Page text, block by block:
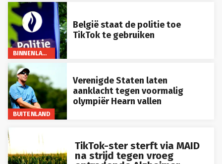
BINNENLAND
België staat de politie toe
TikTok te gebruiken
BUITENLAND
Verenigde Staten laten
aanklacht tegen voormalig
olympiër Hearn vallen
TikTok-ster sterft via MAID
na strijd tegen vroeg
optredende Alzheimer